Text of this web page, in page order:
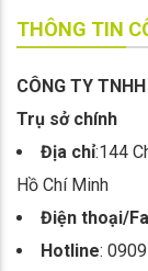
THÔNG TIN
CÔNG TY
Trụ sở chính
Địa chỉ:144
Hồ Chí Minh
Điện thoại/
Hotline: